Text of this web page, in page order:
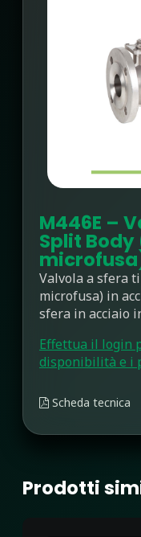
M446E –
Split
Valvola a sfera
microfusa) in
sfera in acciaio
Effettua il login
disponibilità e i
Scheda tecnica
Prodotti